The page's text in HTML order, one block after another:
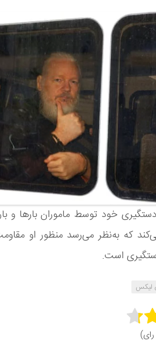
خود توسط ماموران بارها و
که به‌نظر می‌رسد منظور او
است.
لیکس